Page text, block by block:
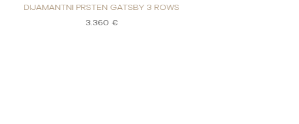
DIJAMANTNI PRSTEN GATSBY 3 ROWS
3.360 €